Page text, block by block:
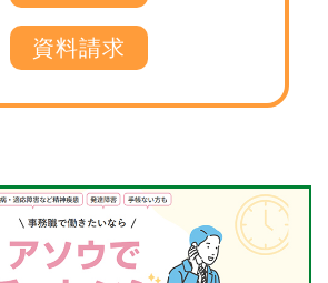
資料請求